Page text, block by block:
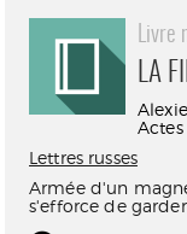
Livre
LA
Lettres russes
Armée d'un
s'efforce de